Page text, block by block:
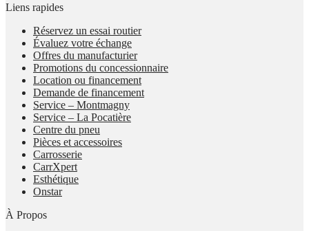
Liens rapides
Réservez un essai routier
Évaluez votre échange
Offres du manufacturier
Promotions du concessionnaire
Location ou financement
Demande de financement
Service – Montmagny
Service – La Pocatière
Centre du pneu
Pièces et accessoires
Carrosserie
CarrXpert
Esthétique
Onstar
À Propos